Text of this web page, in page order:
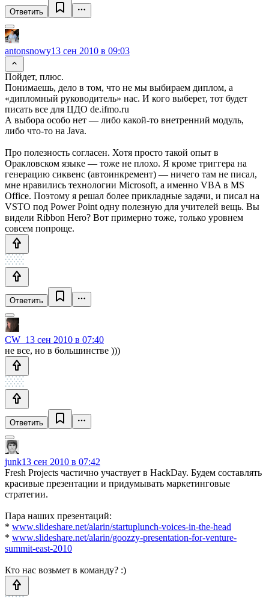
Ответить
antonsnowy13 сен 2010 в 09:03
Пойдет, плюс.
Понимаешь, дело в том, что не мы выбираем диплом, а
«дипломный руководитель» нас. И кого выберет, тот будет
писать все для ЦДО de.ifmo.ru
А выбора особо нет — либо какой-то внетренний модуль,
либо что-то на Java.
Про полезность согласен. Хотя просто такой опыт в
Оракловском языке — тоже не плохо. Я кроме триггера на
генерацию сиквенс (автоинкремент) — ничего там не писал,
мне нравились технологии Microsoft, а именно VBA в MS
Office. Поэтому я решал более прикладные задачи, и писал на
VSTO под Power Point одну полезную для учителей вещь. Вы
видели Ribbon Hero? Вот примерно тоже, только уровнем
совсем попроще.
Ответить
CW_ 13 сен 2010 в 07:40
не все, но в большинстве )))
Ответить
junk13 сен 2010 в 07:42
Fresh Projects частично участвует в HackDay. Будем составлять
красивые презентации и придумывать маркетинговые
стратегии.
Пара наших презентаций:
* www.slideshare.net/alarin/startuplunch-voices-in-the-head
* www.slideshare.net/alarin/goozzy-presentation-for-venture-
summit-east-2010
Кто нас возьмет в команду? :)